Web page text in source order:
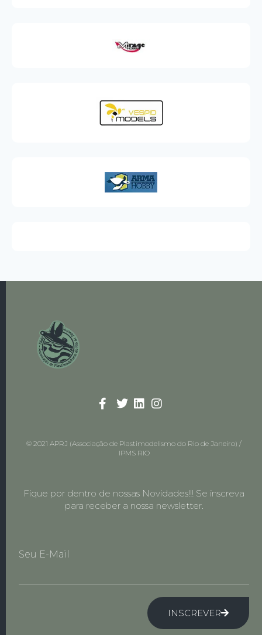
© 2021 APRJ (Associação de Plastimodelismo do Rio de Janeiro) /
IPMS RIO
Fique por dentro de nossas Novidades!!! Se inscreva
para receber a nossa newsletter.
Seu E-Mail
INSCREVER